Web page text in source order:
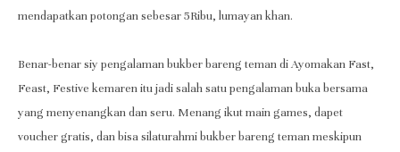
mendapatkan potongan sebesar 5Ribu, lumayan khan.
Benar-benar siy pengalaman bukber bareng teman di Ayomakan Fast,
Feast, Festive kemaren itu jadi salah satu pengalaman buka bersama
yang menyenangkan dan seru. Menang ikut main games, dapet
voucher gratis, dan bisa silaturahmi bukber bareng teman meskipun